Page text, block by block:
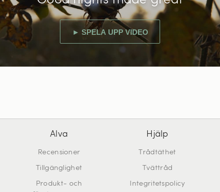
► SPELA UPP VIDEO
Alva
Recensioner
Tillgänglighet
Produkt- och
Hjälp
Trådtäthet
Tvättråd
Integritetspolicy